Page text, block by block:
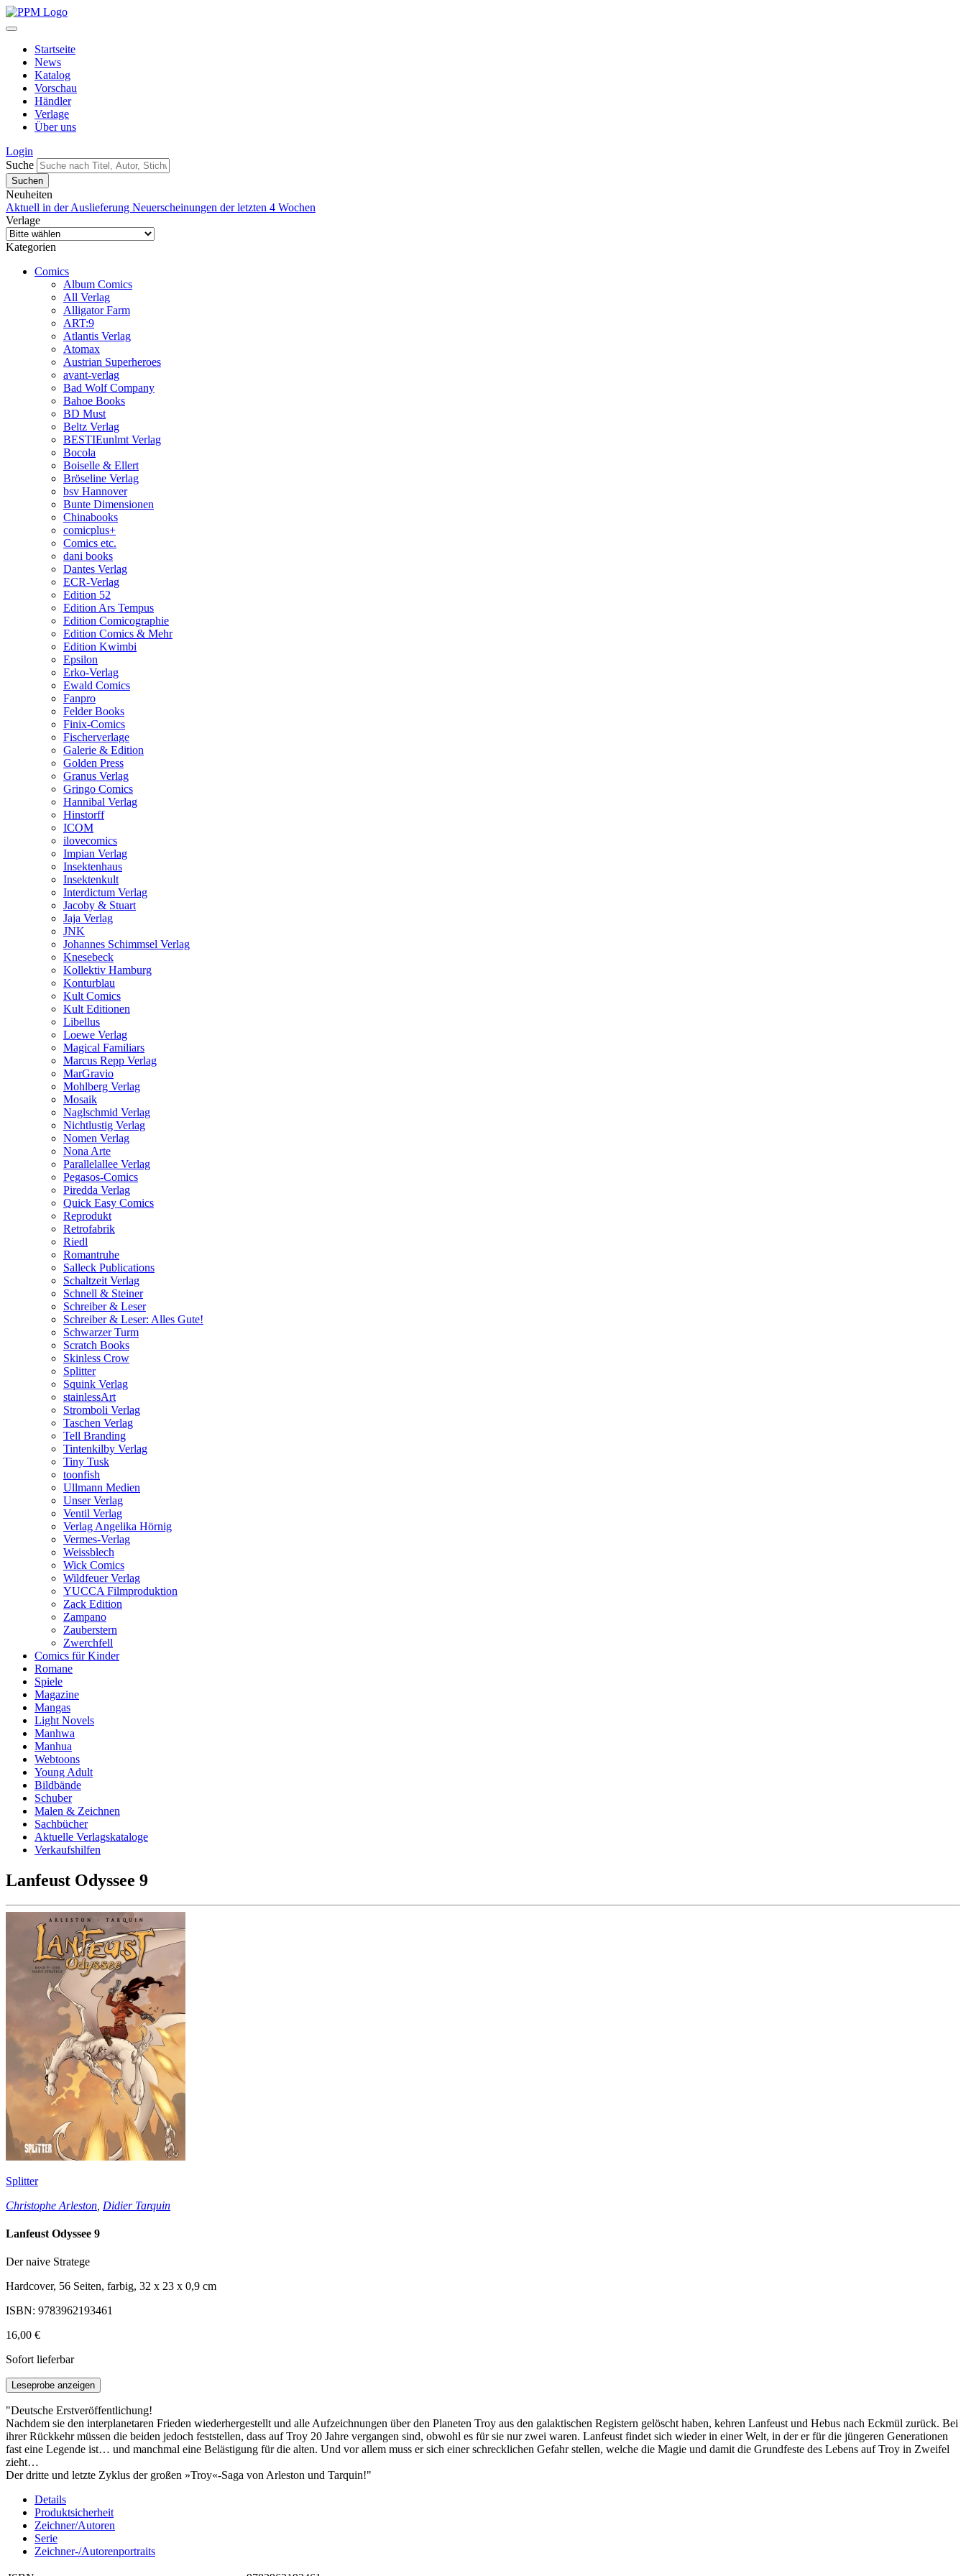
Startseite
News
Katalog
Vorschau
Händler
Verlage
Über uns
Login
Suche
Neuheiten
Aktuell in der Auslieferung Neuerscheinungen der letzten 4 Wochen
Verlage
Kategorien
Comics
Album Comics
All Verlag
Alligator Farm
ART:9
Atlantis Verlag
Atomax
Austrian Superheroes
avant-verlag
Bad Wolf Company
Bahoe Books
BD Must
Beltz Verlag
BESTIEunlmt Verlag
Bocola
Boiselle & Ellert
Bröseline Verlag
bsv Hannover
Bunte Dimensionen
Chinabooks
comicplus+
Comics etc.
dani books
Dantes Verlag
ECR-Verlag
Edition 52
Edition Ars Tempus
Edition Comicographie
Edition Comics & Mehr
Edition Kwimbi
Epsilon
Erko-Verlag
Ewald Comics
Fanpro
Felder Books
Finix-Comics
Fischerverlage
Galerie & Edition
Golden Press
Granus Verlag
Gringo Comics
Hannibal Verlag
Hinstorff
ICOM
ilovecomics
Impian Verlag
Insektenhaus
Insektenkult
Interdictum Verlag
Jacoby & Stuart
Jaja Verlag
JNK
Johannes Schimmsel Verlag
Knesebeck
Kollektiv Hamburg
Konturblau
Kult Comics
Kult Editionen
Libellus
Loewe Verlag
Magical Familiars
Marcus Repp Verlag
MarGravio
Mohlberg Verlag
Mosaik
Naglschmid Verlag
Nichtlustig Verlag
Nomen Verlag
Nona Arte
Parallelallee Verlag
Pegasos-Comics
Piredda Verlag
Quick Easy Comics
Reprodukt
Retrofabrik
Riedl
Romantruhe
Salleck Publications
Schaltzeit Verlag
Schnell & Steiner
Schreiber & Leser
Schreiber & Leser: Alles Gute!
Schwarzer Turm
Scratch Books
Skinless Crow
Splitter
Squink Verlag
stainlessArt
Stromboli Verlag
Taschen Verlag
Tell Branding
Tintenkilby Verlag
Tiny Tusk
toonfish
Ullmann Medien
Unser Verlag
Ventil Verlag
Verlag Angelika Hörnig
Vermes-Verlag
Weissblech
Wick Comics
Wildfeuer Verlag
YUCCA Filmproduktion
Zack Edition
Zampano
Zauberstern
Zwerchfell
Comics für Kinder
Romane
Spiele
Magazine
Mangas
Light Novels
Manhwa
Manhua
Webtoons
Young Adult
Bildbände
Schuber
Malen & Zeichnen
Sachbücher
Aktuelle Verlagskataloge
Verkaufshilfen
Lanfeust Odyssee 9
Splitter
Christophe Arleston Didier Tarquin
Lanfeust Odyssee 9
Der naive Stratege
Hardcover, 56 Seiten, farbig, 32 x 23 x 0,9 cm
ISBN: 9783962193461
16,00 €
Sofort lieferbar
Leseprobe anzeigen
"Deutsche Erstveröffentlichung!
Nachdem sie den interplanetaren Frieden wiederhergestellt und alle Aufzeichnungen über den Planeten Troy aus den galaktischen Registern gelöscht haben, kehren Lanfeust und Hebus nach Eckmül zurück. Bei
ihrer Rückkehr müssen die beiden jedoch feststellen, dass auf Troy 20 Jahre vergangen sind, obwohl es für sie nur zwei waren. Lanfeust findet sich wieder in einer Welt, in der er für die jüngeren Generationen
fast eine Legende ist… und manchmal eine Belästigung für die alten. Und vor allem muss er sich einer schrecklichen Gefahr stellen, welche die Magie und damit die Grundfeste des Lebens auf Troy in Zweifel
zieht…
Der dritte und letzte Zyklus der großen »Troy«-Saga von Arleston und Tarquin!"
Details
Produktsicherheit
Zeichner/Autoren
Serie
Zeichner-/Autorenportraits